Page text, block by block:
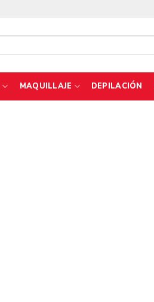
MAQUILLAJE DEPILACIÓN